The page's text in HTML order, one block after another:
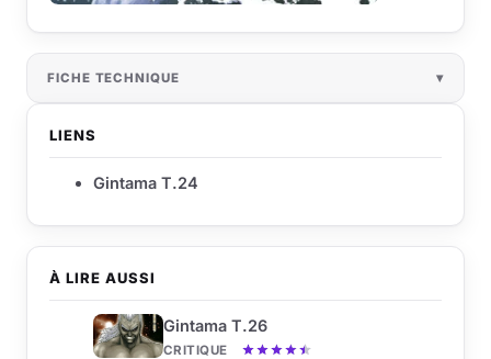
À LIRE AUSSI
Gintama T.26
CRITIQUE
FICHE TECHNIQUE
LIENS
Gintama T.24